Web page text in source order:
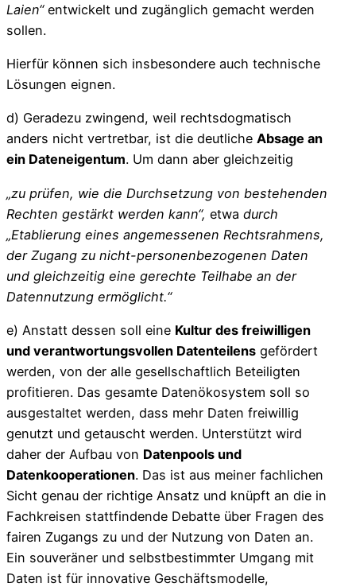
Laien“entwickelt und zugänglich gemacht werden
sollen.
Hierfür können sich insbesondere auch technische
Lösungen eignen.
d) Geradezu zwingend, weil rechtsdogmatisch
anders nicht vertretbar, ist die deutliche Absage an
ein Dateneigentum. Um dann aber gleichzeitig
„zu prüfen, wie die Durchsetzung von bestehenden
Rechten gestärkt werden kann“, etwa durch
„Etablierung eines angemessenen Rechtsrahmens,
der Zugang zu nicht-personenbezogenen Daten
und gleichzeitig eine gerechte Teilhabe an der
Datennutzung ermöglicht.“
e) Anstatt dessen soll eine Kultur des freiwilligen
und verantwortungsvollen Datenteilens gefördert
werden, von der alle gesellschaftlich Beteiligten
profitieren. Das gesamte Datenökosystem soll so
ausgestaltet werden, dass mehr Daten freiwillig
genutzt und getauscht werden. Unterstützt wird
daher der Aufbau von Datenpools und
Datenkooperationen. Das ist aus meiner fachlichen
Sicht genau der richtige Ansatz und knüpft an die in
Fachkreisen stattfindende Debatte über Fragen des
fairen Zugangs zu und der Nutzung von Daten an.
Ein souveräner und selbstbestimmter Umgang mit
Daten ist für innovative Geschäftsmodelle,